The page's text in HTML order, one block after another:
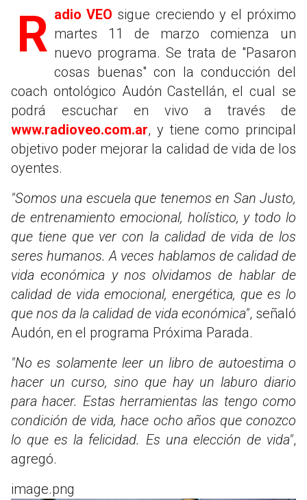
Radio VEO sigue creciendo y el próximo
martes 11 de marzo comienza un
nuevo programa. Se trata de "Pasaron
cosas buenas" con la conducción del
coach ontológico Audón Castellán, el cual se
podrá escuchar en vivo a través de
www.radioveo.com.ar, y tiene como principal
objetivo poder mejorar la calidad de vida de los
oyentes.
"Somos una escuela que tenemos en San Justo,
de entrenamiento emocional, holístico, y todo lo
que tiene que ver con la calidad de vida de los
seres humanos. A veces hablamos de calidad de
vida económica y nos olvidamos de hablar de
calidad de vida emocional, energética, que es lo
que nos da la calidad de vida económica", señaló
Audón, en el programa Próxima Parada.
"No es solamente leer un libro de autoestima o
hacer un curso, sino que hay un laburo diario
para hacer. Estas herramientas las tengo como
condición de vida, hace ocho años que conozco
lo que es la felicidad. Es una elección de vida",
agregó.
image.png